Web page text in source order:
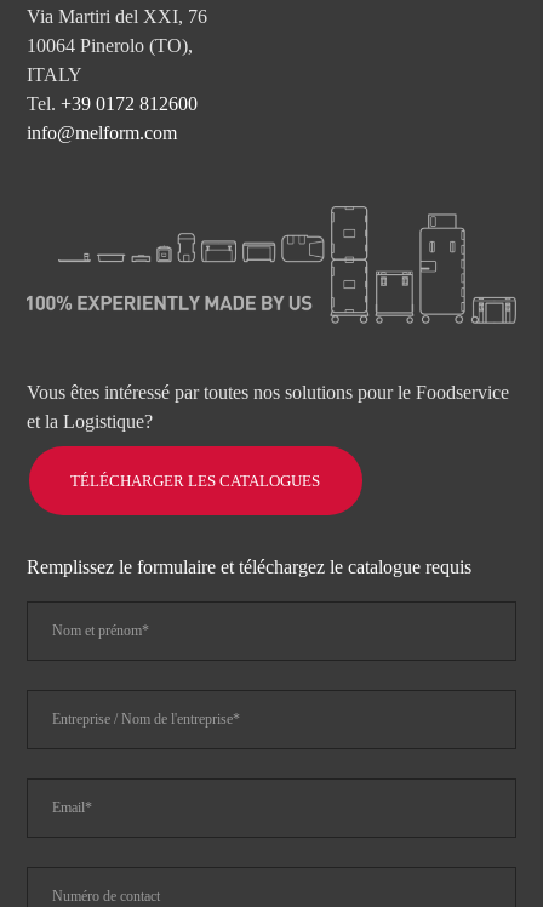
Via Martiri del XXI, 76
10064 Pinerolo (TO),
ITALY
Tel.+39 0172 812600
info@melform.com
Vous êtes intéressé par toutes nos solutions pour le Foodservice
et la Logistique?
TÉLÉCHARGER LES CATALOGUES
Remplissez le formulaire et téléchargez le catalogue requis